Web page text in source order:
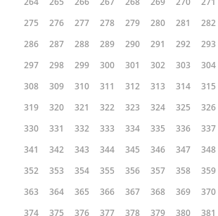
275
276 277 278 279 280 281 282
286
287 288 289 290 291 292 293
297
298 299 300 301 302 303 304
308
309 310 311 312 313 314 315
319
320 321 322 323 324 325 326
330
331 332 333 334 335 336 337
341
342 343 344 345 346 347 348
352
353 354 355 356 357 358 359
363
364 365 366 367 368 369 370
374
375 376 377 378 379 380 381